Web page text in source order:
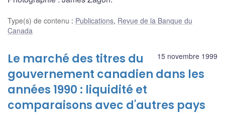
Type(s) de contenu : Publications, Revue de la Banque du
Canada
15 novembre 1999
Le marché des titres du
gouvernement canadien dans les
années 1990 : liquidité et
comparaisons avec d'autres pays